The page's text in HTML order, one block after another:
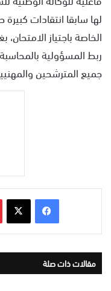
لها سابقا انتقادات
الخاصة باجتياز
ربط المسؤولية
جميع المترشحين
مقالات ذات صلة